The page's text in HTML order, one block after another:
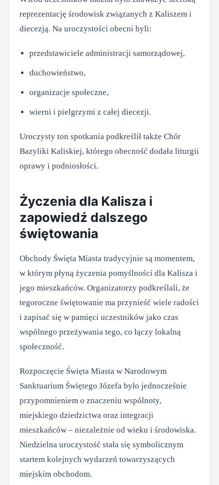
reprezentację środowisk związanych z Kaliszem i
diecezją. Na uroczystości obecni byli:
przedstawiciele administracji samorządowej,
duchowieństwo,
organizacje społeczne,
wierni i pielgrzymi z całej diecezji.
Uroczysty ton spotkania podkreślił także Chór
Bazyliki Kaliskiej, którego obecność dodała liturgii
oprawy i podniosłości.
Życzenia dla Kalisza i
zapowiedź dalszego
świętowania
Obchody Święta Miasta tradycyjnie są momentem,
w którym płyną życzenia pomyślności dla Kalisza i
jego mieszkańców. Organizatorzy podkreślali, że
tegoroczne świętowanie ma przynieść wiele radości
i zapisać się w pamięci uczestników jako czas
wspólnego przeżywania tego, co łączy lokalną
społeczność.
Rozpoczęcie Święta Miasta w Narodowym
Sanktuarium Świętego Józefa było jednocześnie
przypomnieniem o znaczeniu wspólnoty,
miejskiego dziedzictwa oraz integracji
mieszkańców – niezależnie od wieku i środowiska.
Niedzielna uroczystość stała się symbolicznym
startem kolejnych wydarzeń towarzyszących
miejskim obchodom.